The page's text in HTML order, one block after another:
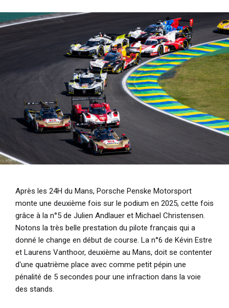
Après les 24H du Mans, Porsche Penske Motorsport
monte une deuxième fois sur le podium en 2025, cette fois
grâce à la n°5 de Julien Andlauer et Michael Christensen.
Notons la très belle prestation du pilote français qui a
donné le change en début de course. La n°6 de Kévin Estre
et Laurens Vanthoor, deuxième au Mans, doit se contenter
d'une quatrième place avec comme petit pépin une
pénalité de 5 secondes pour une infraction dans la voie
des stands.